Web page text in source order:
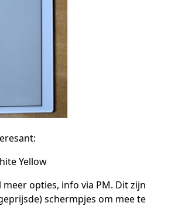
Yellow
meer opties, info via PM. Dit zijn
schermpjes om mee te